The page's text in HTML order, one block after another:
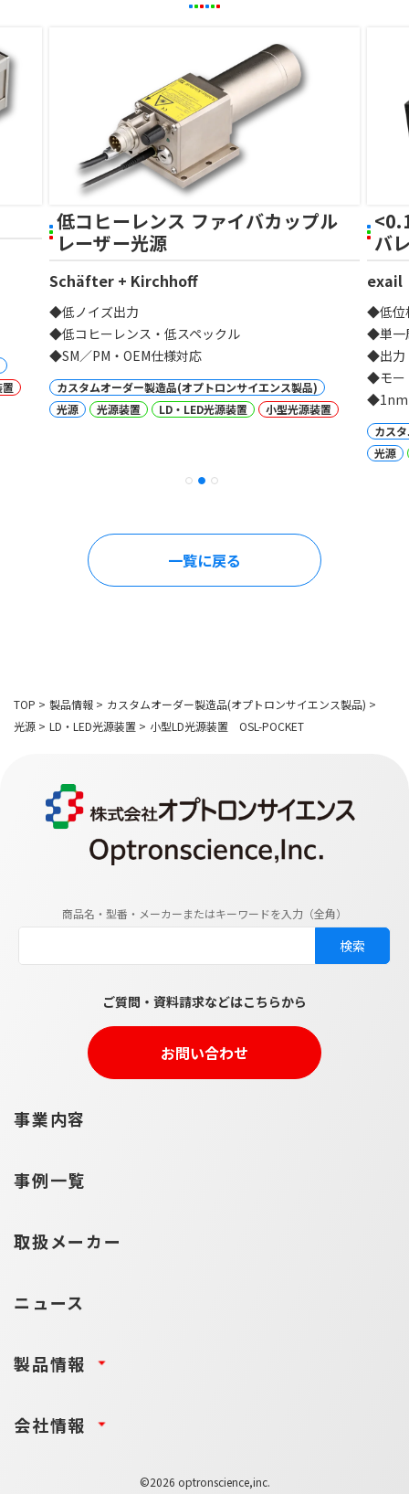
低コヒーレンス ファイバカップル
レーザー光源
Schäfter + Kirchhoff
◆低ノイズ出力
◆低コヒーレンス・低スペックル
◆SM／PM・OEM仕様対応
カスタムオーダー製造品(オプトロンサイエンス製品)
光源
光源装置 LD・LED光源装置 小型光源装置
バ
exail
◆低位
◆単一
◆出力
◆モー
◆1nm
カス
光源
一覧に戻る
TOP > 製品情報 > カスタムオーダー製造品(オプトロンサイエンス製品) >
光源 > LD・LED光源装置 > 小型LD光源装置 OSL-POCKET
商品名・型番・メーカーまたはキーワードを入力（全角）
ご質問・資料請求などはこちらから
お問い合わせ
事業内容
事例一覧
取扱メーカー
ニュース
製品情報
会社情報
©2026 optronscience,inc.